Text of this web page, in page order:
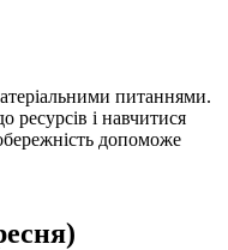
питаннями.
ресурсів і навчитися
допоможе